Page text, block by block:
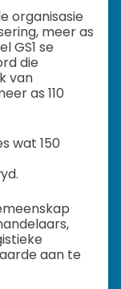
organisasie
meer as
GS1 se
die
van
as 110
wat 150
aan te